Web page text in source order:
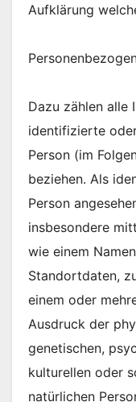
Aufklärung
Dazu zählen alle
identifizierte
Person (im
beziehen. Als
Person
insbesondere
wie einem
Standortdaten,
einem oder
Ausdruck der
genetischen,
kulturellen oder
natürlichen